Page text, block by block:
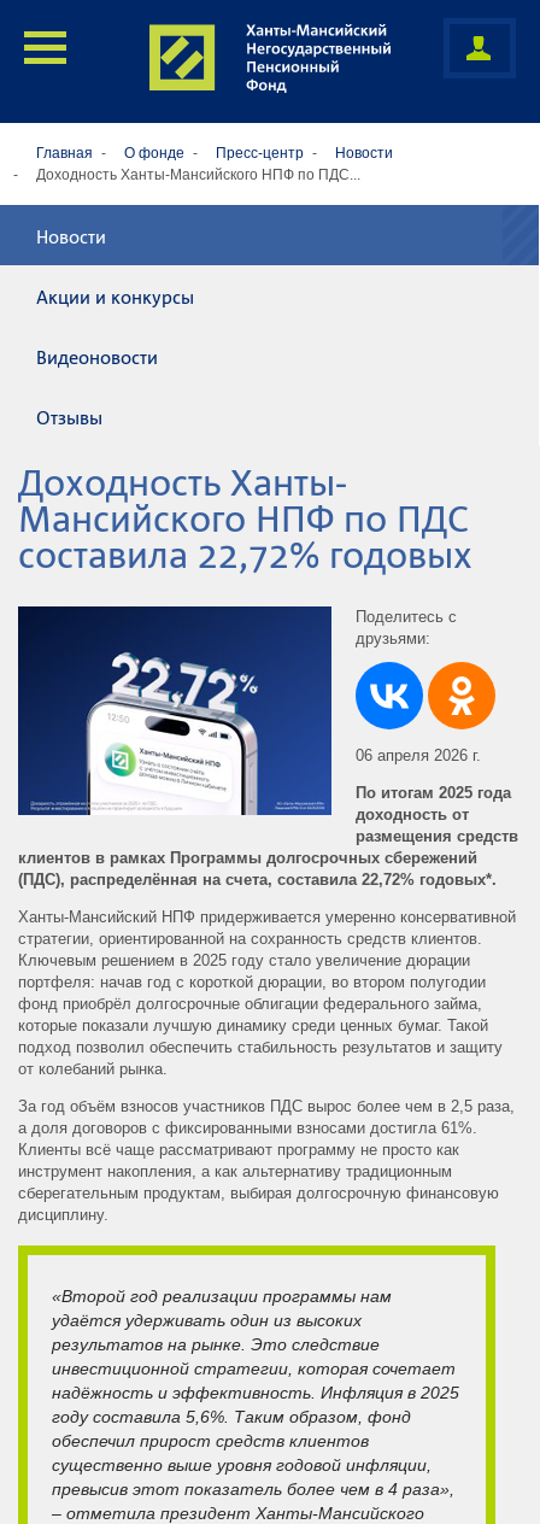
Главная О фонде Пресс-центр
Новости
Доходность Ханты-Мансийского НПФ по ПДС...
Новости
Акции и конкурсы
Видеоновости
Отзывы
Доходность Ханты-
Мансийского НПФ по ПДС
составила 22,72% годовых
Поделитесь с
друзьями:
06 апреля 2026 г.
По итогам 2025 года
доходность от
размещения средств
клиентов в рамках Программы долгосрочных сбережений
(ПДС), распределённая на счета, составила 22,72% годовых*.
Ханты-Мансийский НПФ придерживается умеренно консервативной
стратегии, ориентированной на сохранность средств клиентов.
Ключевым решением в 2025 году стало увеличение дюрации
портфеля: начав год с короткой дюрации, во втором полугодии
фонд приобрёл долгосрочные облигации федерального займа,
которые показали лучшую динамику среди ценных бумаг. Такой
подход позволил обеспечить стабильность результатов и защиту
от колебаний рынка.
За год объём взносов участников ПДС вырос более чем в 2,5 раза,
а доля договоров с фиксированными взносами достигла 61%.
Клиенты всё чаще рассматривают программу не просто как
инструмент накопления, а как альтернативу традиционным
сберегательным продуктам, выбирая долгосрочную финансовую
дисциплину.
«Второй год реализации программы нам
удаётся удерживать один из высоких
результатов на рынке. Это следствие
инвестиционной стратегии, которая сочетает
надёжность и эффективность. Инфляция в 2025
году составила 5,6%. Таким образом, фонд
обеспечил прирост средств клиентов
существенно выше уровня годовой инфляции,
превысив этот показатель более чем в 4 раза»,
– отметила президент Ханты-Мансийского